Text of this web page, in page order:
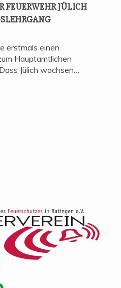
FEU­ER­WEHR JÜLICH
erstmals einen
Hauptamtlichen
Jülich wachsen…